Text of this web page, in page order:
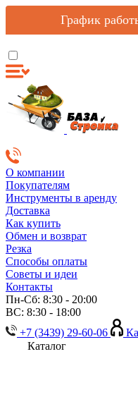
График
О компании
Покупателям
Инструменты в аренду
Доставка
Как купить
Обмен и возврат
Резка
Способы оплаты
Советы и идеи
Контакты
Пн-Сб: 8:30 - 20:00
ВС: 8:30 - 18:00
+7 (3439) 29-60-06
Каталог